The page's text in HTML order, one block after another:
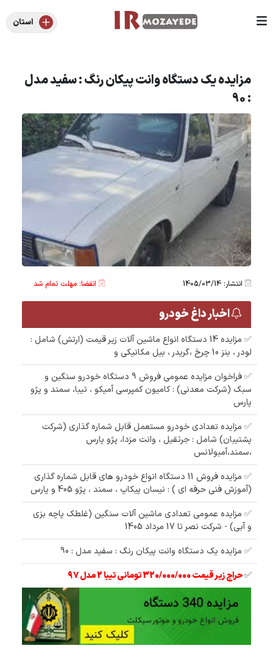
استان
مزایده یک دستگاه وانت پیکان رنگ : سفید مدل
: 90
انتشار: 1405/03/14 انقضا: مهلت تمام شد
اخبار داغ خودرو
✅ مزایده 14 دستگاه انواع ماشین آلات زیر قیمت (ارتش) شامل :
لودر ، بنز 10 چرخ ،گریدر ، بیل مکانیکی و
✅ فراخوان مزایده عمومی فروش 9 دستگاه خودرو سنگین و
سبک (شرکت معدنی) : کامیون کمپرسی آمیکو ، تیبا، سمند و پژو
پارس
✅ مزایده تعدادی خودرو مستعمل قابل شماره گذاری (شرکت
پشتیبان) شامل : جرثقیل ، وانت مزدا، پژو پارس
،سمند،آمبولانس
✅ مزایده فروش 11 دستگاه انواع خودرو های قابل شماره گذاری
(آموزش فنی حرفه ای ) : نیسان پیکاپ ، سمند ، پژو 405 و پارس
✅ مزایده عمومی تعدادی ماشین آلات سنگین (غلطک پاچه بزی
و آبی) - شرکت نصر تا 17 مرداد 1405
✅ مزایده یک دستگاه وانت پیکان رنگ : سفید مدل : 90
✅حراج زیر قیمت 320/000/000 تومانی تیبا 2 مدل 97